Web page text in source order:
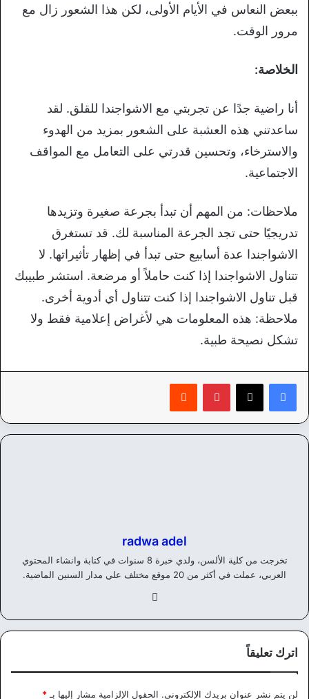
ببعض النعاس في الأيام الأولى، لكن هذا الشعور زال مع
مرور الوقت.
الخلاصة:
أنا راضية جدًا عن تجربتي مع الاشواجندا للقلق. لقد
ساعدتني هذه العشبة على الشعور بمزيد من الهدوء
والاسترخاء، وتحسين قدرتي على التعامل مع المواقف
الاجتماعية.
ملاحظات: من المهم أن تبدأ بجرعة صغيرة وتزيدها
تدريجيًا حتى تجد الجرعة المناسبة لك. قد تستغرق
الاشواجندا عدة أسابيع حتى تبدأ في إظهار تأثيراتها. لا
تتناول الاشواجندا إذا كنت حاملاً أو مرضعة. استشر طبيبك
قبل تناول الاشواجندا إذا كنت تتناول أي أدوية أخرى.
ملاحظة: هذه المعلومات هي لأغراض إعلامية فقط ولا
تشكل نصيحة طبية.
بينتيريست
radwa adel
تخرجت من كلية الألسن، ولدي خبرة 8 سنوات في كتابة وانشاء المحتوي
العربي، عملت في أكثر من 20 موقع مختلف علي مدار السنين الماضية.
وك
اترك تعليقاً
لن يتم نشر عنوان بريدك الإلكتروني. الحقول الإلزامية مشار إليها بـ *